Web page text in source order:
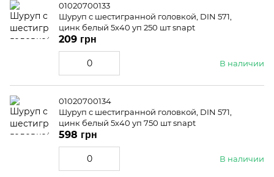
01020700133
Шуруп с шестигранной головкой, DIN 571,
цинк белый 5x40 уп 250 шт snapt
В наличии
209 грн
01020700134
Шуруп с шестигранной головкой, DIN 571,
цинк белый 5x40 уп 750 шт snapt
В наличии
598 грн